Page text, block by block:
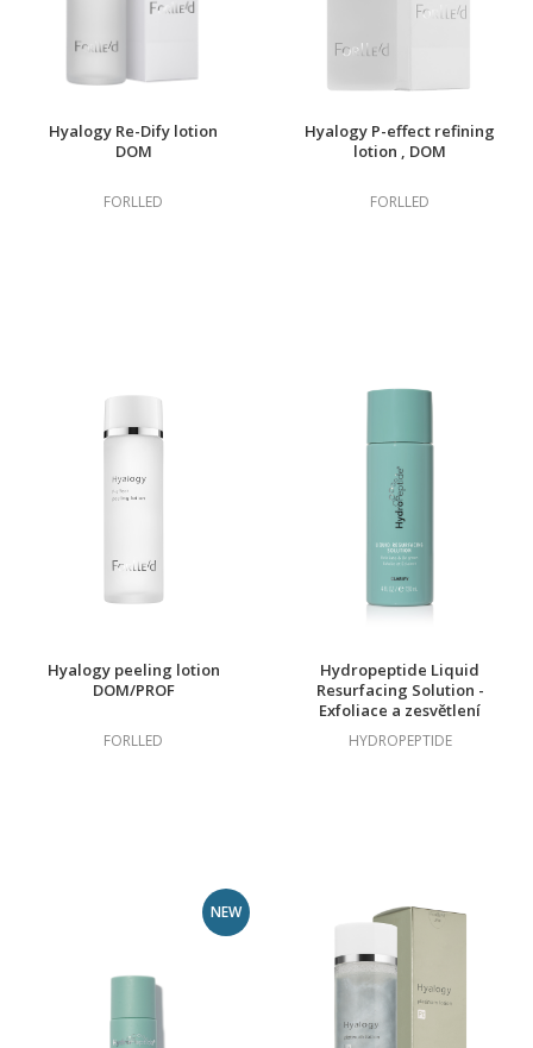
Hyalogy Re-Dify lotion
DOM
FORLLED
Hyalogy P-effect refining
lotion , DOM
FORLLED
Hyalogy peeling lotion
DOM/PROF
FORLLED
Hydropeptide Liquid
Resurfacing Solution -
Exfoliace a zesvětlení
HYDROPEPTIDE
NEW